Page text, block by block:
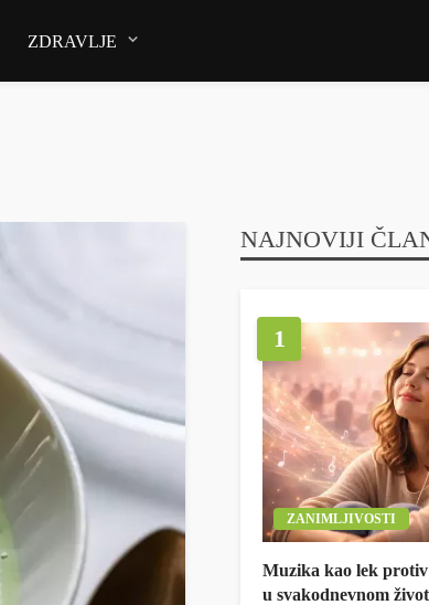
ZDRAVLJE
NAJNOVIJI
1
ZANIMLJIVOSTI
Muzika kao lek
u svakodnevnom